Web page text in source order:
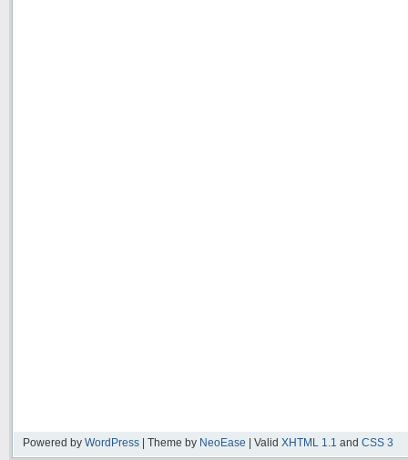
Powered by WordPress | Theme by NeoEase | Valid XHTML 1.1 and CSS 3